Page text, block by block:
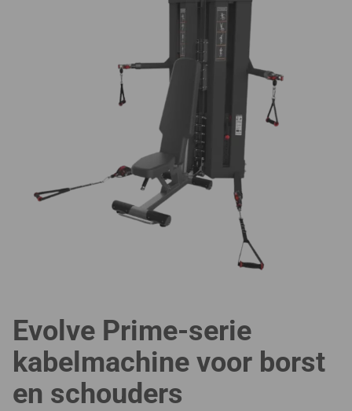
Evolve Prime-serie
kabelmachine voor borst
en schouders